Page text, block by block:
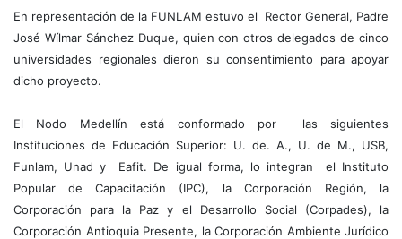
En representación de la FUNLAM estuvo el Rector General, Padre
José Wílmar Sánchez Duque, quien con otros delegados de cinco
universidades regionales dieron su consentimiento para apoyar
dicho proyecto.
El Nodo Medellín está conformado por las siguientes
Instituciones de Educación Superior: U. de. A., U. de M., USB,
Funlam, Unad y Eafit. De igual forma, lo integran el Instituto
Popular de Capacitación (IPC), la Corporación Región, la
Corporación para la Paz y el Desarrollo Social (Corpades), la
Corporación Antioquia Presente, la Corporación Ambiente Jurídico